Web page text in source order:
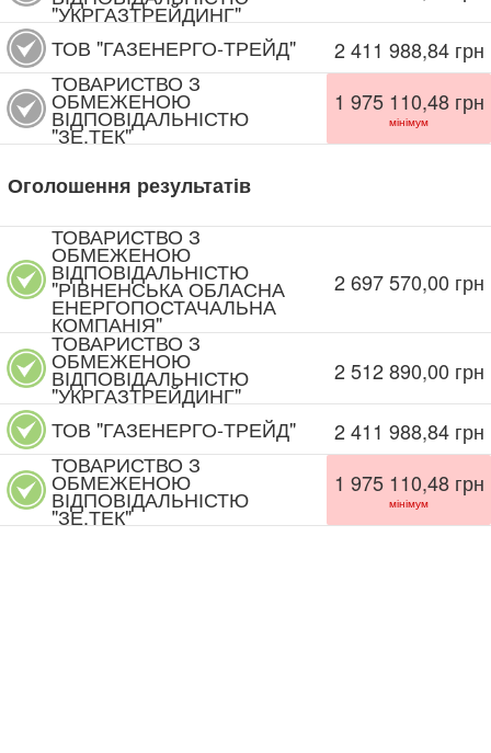
"УКРГАЗТРЕЙДИНГ"
ТОВ "ГАЗЕНЕРГО-ТРЕЙД" 2 411 988,84 грн
ТОВАРИСТВО З
ОБМЕЖЕНОЮ
ВІДПОВІДАЛЬНІСТЮ
"ЗЕ.ТЕК"
1 975 110,48 грн
мінімум
Оголошення результатів
ТОВАРИСТВО З
ОБМЕЖЕНОЮ
ВІДПОВІДАЛЬНІСТЮ
"РІВНЕНСЬКА ОБЛАСНА
ЕНЕРГОПОСТАЧАЛЬНА
КОМПАНІЯ"
2 697 570,00 грн
ТОВАРИСТВО З
ОБМЕЖЕНОЮ
ВІДПОВІДАЛЬНІСТЮ
"УКРГАЗТРЕЙДИНГ"
2 512 890,00 грн
ТОВ "ГАЗЕНЕРГО-ТРЕЙД" 2 411 988,84 грн
ТОВАРИСТВО З
ОБМЕЖЕНОЮ
ВІДПОВІДАЛЬНІСТЮ
"ЗЕ.ТЕК"
1 975 110,48 грн
мінімум